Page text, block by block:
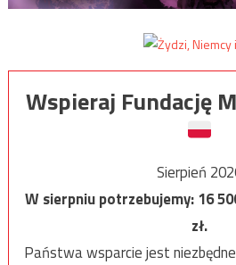
Wspieraj Fundację
Sierpień
W sierpniu potrzebujemy:16
zł.
Państwa wsparcie jest